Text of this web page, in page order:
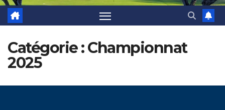
Catégorie :Championnat
2025